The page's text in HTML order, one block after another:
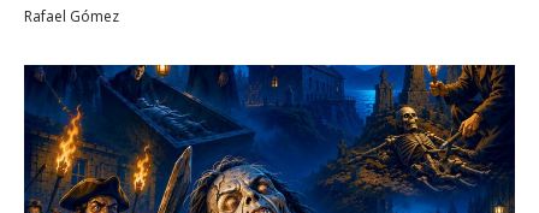
Rafael Gómez